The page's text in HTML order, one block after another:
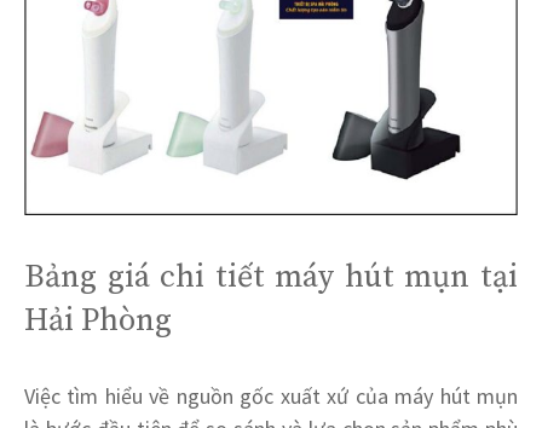
Bảng giá chi tiết máy hút mụn tại
Hải Phòng
Việc tìm hiểu về nguồn gốc xuất xứ của máy hút mụn